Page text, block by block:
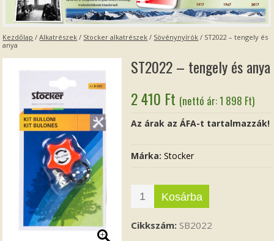
Kezdőlap /Alkatrészek / Stocker alkatrészek / Sövénynyírók / ST2022 – tengely és
anya
ST2022 – tengely és anya
2 410 Ft (nettó ár:1 898 Ft)
Az árak az ÁFA-t tartalmazzák!
Márka:Stocker
Kosárba
Cikkszám: SB2022